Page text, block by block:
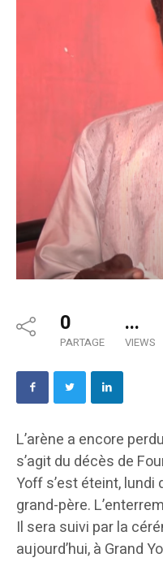
0
PARTAGE
...
VIEWS
L’arène a encore
s’agit du décès de
Yoff s’est éteint, lundi
grand-père.
Il sera suivi par la
aujourd’hui, à Grand